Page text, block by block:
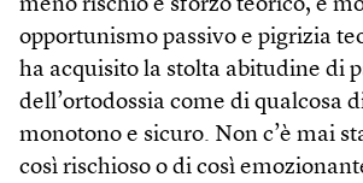
meno rischio e sforzo teorico, e
opportunismo passivo e pigrizia
ha acquisito la stolta abitudine di
dell’ortodossia come di qualcosa
monotono e sicuro. Non c’è mai
così rischioso o di così